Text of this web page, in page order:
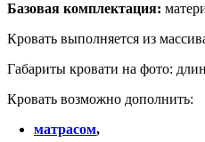
Базовая комплектация:
Кровать выполняется из
Габариты кровати на фото:
Кровать возможно дополнить:
матрасом,